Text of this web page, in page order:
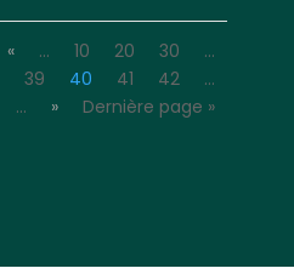
« … 10 20 30
…
39 40 41 42
…
… » Dernière page »